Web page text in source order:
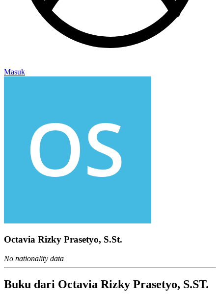
Masuk
Octavia Rizky Prasetyo, S.St.
No nationality data
Buku dari Octavia Rizky Prasetyo, S.ST.